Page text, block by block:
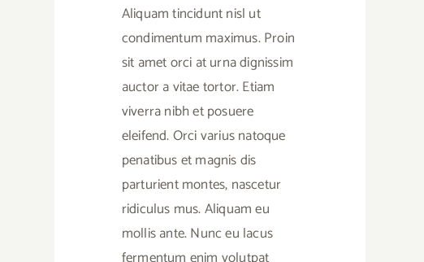
Aliquam tincidunt nisl ut
condimentum maximus. Proin
sit amet orci at urna dignissim
auctor a vitae tortor. Etiam
viverra nibh et posuere
eleifend. Orci varius natoque
penatibus et magnis dis
parturient montes, nascetur
ridiculus mus. Aliquam eu
mollis ante. Nunc eu lacus